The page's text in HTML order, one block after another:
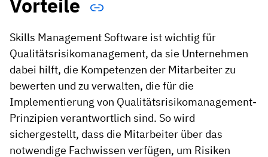
Vorteile
Skills Management Software ist wichtig für
Qualitätsrisikomanagement, da sie Unternehmen
dabei hilft, die Kompetenzen der Mitarbeiter zu
bewerten und zu verwalten, die für die
Implementierung von Qualitätsrisikomanagement-
Prinzipien verantwortlich sind. So wird
sichergestellt, dass die Mitarbeiter über das
notwendige Fachwissen verfügen, um Risiken